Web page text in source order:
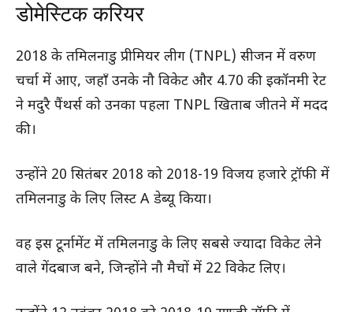
डोमेस्टिक करियर
2018 के तमिलनाडु प्रीमियर लीग (TNPL) सीजन में वरुण
चर्चा में आए, जहाँ उनके नौ विकेट और 4.70 की इकॉनमी रेट
ने मदुरै पैंथर्स को उनका पहला TNPL खिताब जीतने में मदद
की।
उन्होंने 20 सितंबर 2018 को 2018-19 विजय हजारे ट्रॉफी में
तमिलनाडु के लिए लिस्ट A डेब्यू किया।
वह इस टूर्नामेंट में तमिलनाडु के लिए सबसे ज्यादा विकेट लेने
वाले गेंदबाज बने, जिन्होंने नौ मैचों में 22 विकेट लिए।